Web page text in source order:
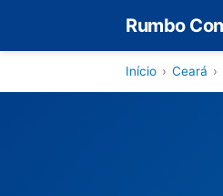
Rumbo
Início › Ceará ›